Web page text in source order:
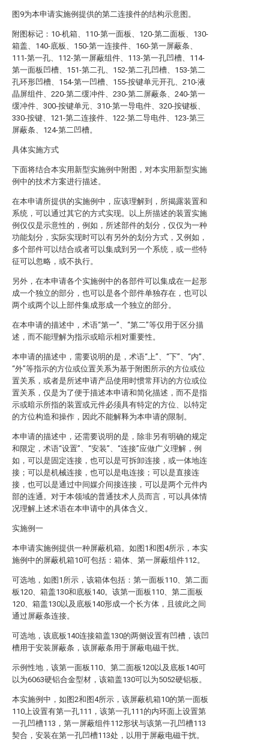
图9为本申请实施例提供的第二连接件的结构示意图。
附图标记：10-机箱、110-第一面板、120-第二面板、130-
箱盖、140-底板、150-第一连接件、160-第一屏蔽条、
111-第一孔、112-第一屏蔽组件、113-第一孔凹槽、114-
第一面板凹槽、151-第二孔、152-第二孔凹槽、153-第二
孔环形凹槽、154-第一凹槽、155-按键单元开孔、210-液
晶屏组件、220-第二缓冲件、230-第二屏蔽条、240-第一
缓冲件、300-按键单元、310-第一导电件、320-按键板、
330-按键、121-第二连接件、122-第二导电件、123-第三
屏蔽条、124-第二凹槽。
具体实施方式
下面将结合本实用新型实施例中附图，对本实用新型实施
例中的技术方案进行描述。
在本申请所提供的实施例中，应该理解到，所揭露装置和
系统，可以通过其它的方式实现。以上所描述的装置实施
例仅仅是示意性的，例如，所述部件的划分，仅仅为一种
功能划分，实际实现时可以有另外的划分方式，又例如，
多个部件可以结合或者可以集成到另一个系统，或一些特
征可以忽略，或不执行。
另外，在本申请各个实施例中的各部件可以集成在一起形
成一个独立的部分，也可以是各个部件单独存在，也可以
两个或两个以上部件集成形成一个独立的部分。
在本申请的描述中，术语“第一”、“第二”等仅用于区分描
述，而不能理解为指示或暗示相对重要性。
本申请的描述中，需要说明的是，术语“上”、“下”、“内”、
“外”等指示的方位或位置关系为基于附图所示的方位或位
置关系，或者是所述申请产品使用时惯常拜访的方位或位
置关系，仅是为了便于描述本申请和简化描述，而不是指
示或暗示所指的装置或元件必须具有特定的方位、以特定
的方位构造和操作，因此不能解释为本申请的限制。
本申请的描述中，还需要说明的是，除非另有明确的规定
和限定，术语“设置”、“安装”、“连接”应做广义理解，例
如，可以是固定连接，也可以是可拆卸连接，或一体地连
接；可以是机械连接，也可以是电连接；可以是直接连
接，也可以是通过中间媒介间接连接，可以是两个元件内
部的连通。对于本领域的普通技术人员而言，可以具体情
况理解上述术语在本申请中的具体含义。
实施例一
本申请实施例提供一种屏蔽机箱。如图1和图4所示，本实
施例中的屏蔽机箱10可包括：箱体、第一屏蔽组件112。
可选地，如图1所示，该箱体包括：第一面板110、第二面
板120、箱盖130和底板140。该第一面板110、第二面板
120、箱盖130以及底板140形成一个长方体，且彼此之间
通过屏蔽条连接。
可选地，该底板140连接箱盖130的两侧设置有凹槽，该凹
槽用于安装屏蔽条，该屏蔽条用于屏蔽电磁干扰。
示例性地，该第一面板110、第二面板120以及底板140可
以为6063硬铝合金型材，该箱盖130可以为5052硬铝板。
本实施例中，如图2和图4所示，该屏蔽机箱10的第一面板
110上设置有第一孔111，该第一孔111的内环面上设置第
一孔凹槽113，第一屏蔽组件112形状与该第一孔凹槽113
契合，安装在第一孔凹槽113处，以用于屏蔽电磁干扰。